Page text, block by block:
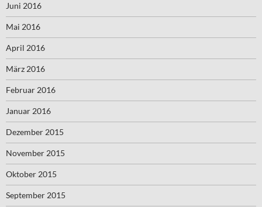
Juni 2016
Mai 2016
April 2016
März 2016
Februar 2016
Januar 2016
Dezember 2015
November 2015
Oktober 2015
September 2015